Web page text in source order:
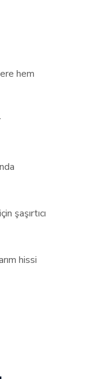
hem
şaşırtıcı
hissi